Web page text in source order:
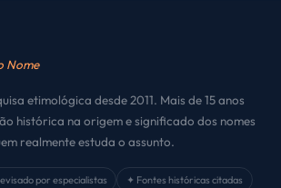
Nome
etimológica desde 2011. Mais de 15 anos
histórica na origem e significado dos nomes
realmente estuda o assunto.
por especialistas
✦ Fontes históricas citadas